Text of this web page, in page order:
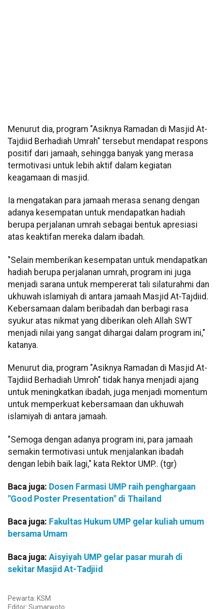
Menurut dia, program "Asiknya Ramadan di Masjid At-
Tajdiid Berhadiah Umrah" tersebut mendapat respons
positif dari jamaah, sehingga banyak yang merasa
termotivasi untuk lebih aktif dalam kegiatan
keagamaan di masjid.
Ia mengatakan para jamaah merasa senang dengan
adanya kesempatan untuk mendapatkan hadiah
berupa perjalanan umrah sebagai bentuk apresiasi
atas keaktifan mereka dalam ibadah.
"Selain memberikan kesempatan untuk mendapatkan
hadiah berupa perjalanan umrah, program ini juga
menjadi sarana untuk mempererat tali silaturahmi dan
ukhuwah islamiyah di antara jamaah Masjid At-Tajdiid.
Kebersamaan dalam beribadah dan berbagi rasa
syukur atas nikmat yang diberikan oleh Allah SWT
menjadi nilai yang sangat dihargai dalam program ini,"
katanya.
Menurut dia, program "Asiknya Ramadan di Masjid At-
Tajdiid Berhadiah Umroh" tidak hanya menjadi ajang
untuk meningkatkan ibadah, juga menjadi momentum
untuk memperkuat kebersamaan dan ukhuwah
islamiyah di antara jamaah.
"Semoga dengan adanya program ini, para jamaah
semakin termotivasi untuk menjalankan ibadah
dengan lebih baik lagi," kata Rektor UMP.. (tgr)
Baca juga: Dosen Farmasi UMP raih penghargaan
"Good Poster Presentation" di Thailand
Baca juga: Fakultas Hukum UMP gelar kuliah umum
bersama Umam
Baca juga: Aisyiyah UMP gelar pasar murah di
sekitar Masjid At-Tadjiid
Pewarta: KSM
Editor: Sumarwoto